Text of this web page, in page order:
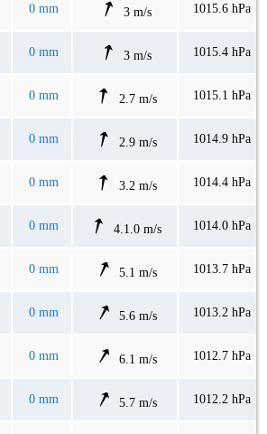
0 mm 3 m/s 1015.6 hPa
0 mm 3 m/s 1015.4 hPa
0 mm 2.7 m/s 1015.1 hPa
0 mm 2.9 m/s 1014.9 hPa
0 mm 3.2 m/s 1014.4 hPa
0 mm 4.1.0 m/s 1014.0 hPa
0 mm 5.1 m/s 1013.7 hPa
0 mm 5.6 m/s 1013.2 hPa
0 mm 6.1 m/s 1012.7 hPa
0 mm 5.7 m/s 1012.2 hPa